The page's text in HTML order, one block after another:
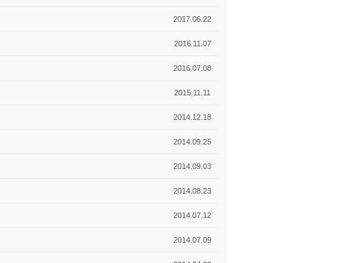
2017.06.22
2016.11.07
2016.07.08
2015.11.11
2014.12.18
2014.09.25
2014.09.03
2014.08.23
2014.07.12
2014.07.09